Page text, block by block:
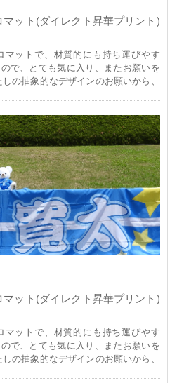
ット(ダイレクト昇華プリント)
マットで、材質的にも持ち運びやす
で、とても気に入り、またお願いを
の抽象的なデザインのお願いから、
ット(ダイレクト昇華プリント)
マットで、材質的にも持ち運びやす
で、とても気に入り、またお願いを
の抽象的なデザインのお願いから、